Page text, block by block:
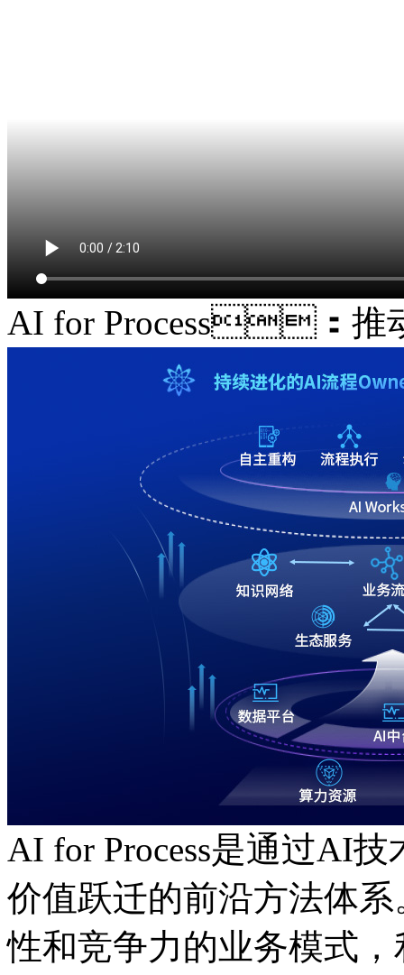
AI for Process：推
AI for Process是通过AI技
价值跃迁的前沿方法体
性和竞争力的业务模式